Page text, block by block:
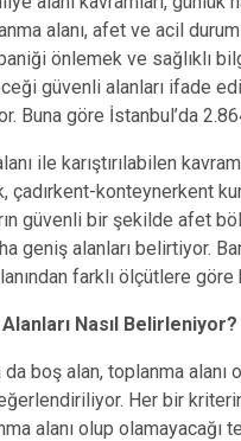
alanı, afet ve acil
önlemek ve sağlıklı
güvenli alanları ifade
Buna göre İstanbul’da
ile karıştırılabilen
çadırkent-konteynerkent
güvenli bir şekilde afet
geniş alanları belirtiyor.
farklı ölçütlere
Nasıl Belirleniyor?
da boş alan, toplanma
Her bir
alanı olup